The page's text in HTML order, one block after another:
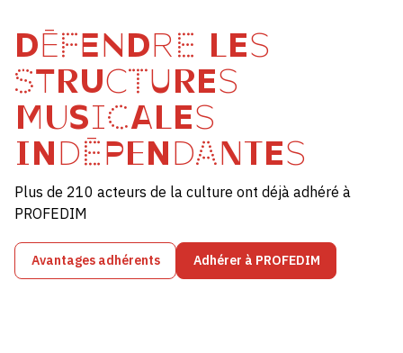
DÉFENDRE LES
STRUCTURES
MUSICALES
INDÉPENDANTES
Plus de 210 acteurs de la culture ont déjà adhéré à
PROFEDIM
Avantages adhérents Adhérer à PROFEDIM